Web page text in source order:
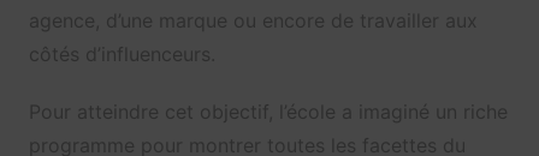
agence, d’une marque ou encore de travailler aux
côtés d’influenceurs.
Pour atteindre cet objectif, l’école a imaginé un riche
programme pour montrer toutes les facettes du